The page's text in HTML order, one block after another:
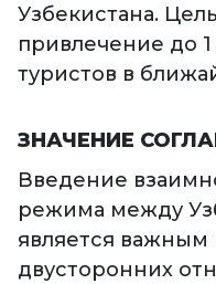
Узбекистана.
привлечение до
туристов в
ЗНАЧЕНИЕ
Введение
режима между
является
двусторонних